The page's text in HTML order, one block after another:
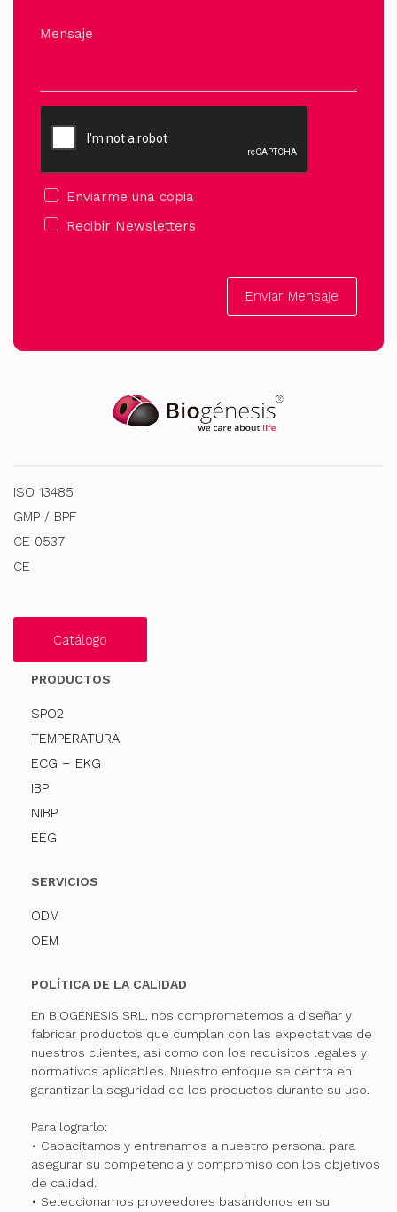
Mensaje
Enviarme una copia
Recibir Newsletters
Enviar Mensaje
ISO 13485
GMP / BPF
CE 0537
CE
Catálogo
PRODUCTOS
SPO2
TEMPERATURA
ECG – EKG
IBP
NIBP
EEG
SERVICIOS
ODM
OEM
POLÍTICA DE LA CALIDAD
En BIOGÉNESIS SRL, nos comprometemos a diseñar y
fabricar productos que cumplan con las expectativas de
nuestros clientes, así como con los requisitos legales y
normativos aplicables. Nuestro enfoque se centra en
garantizar la seguridad de los productos durante su uso.
Para lograrlo:
• Capacitamos y entrenamos a nuestro personal para
asegurar su competencia y compromiso con los objetivos
de calidad.
• Seleccionamos proveedores basándonos en su